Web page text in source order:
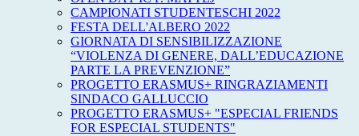
CAMPIONATI STUDENTESCHI 2022
FESTA DELL'ALBERO 2022
GIORNATA DI SENSIBILIZZAZIONE
“VIOLENZA DI GENERE, DALL’EDUCAZIONE
PARTE LA PREVENZIONE”
PROGETTO ERASMUS+ RINGRAZIAMENTI
SINDACO GALLUCCIO
PROGETTO ERASMUS+ "ESPECIAL FRIENDS
FOR ESPECIAL STUDENTS"